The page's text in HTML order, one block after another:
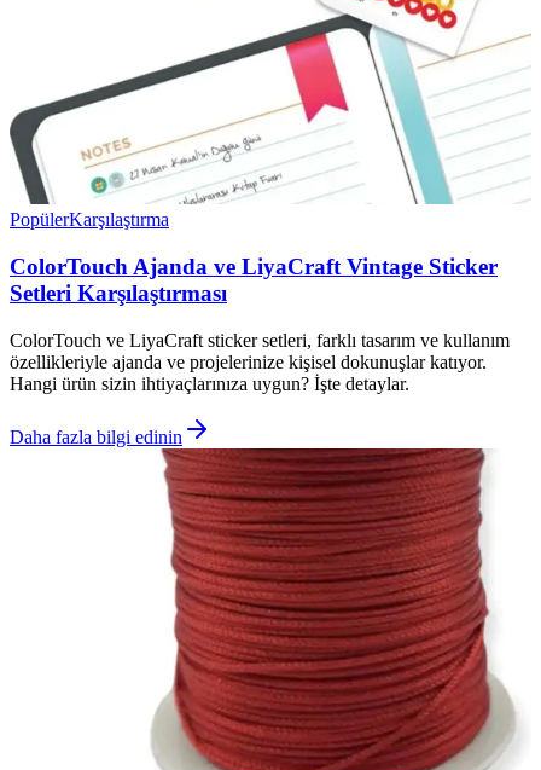
PopülerKarşılaştırma
ColorTouch Ajanda ve LiyaCraft Vintage Sticker
Setleri Karşılaştırması
ColorTouch ve LiyaCraft sticker setleri, farklı tasarım ve kullanım
özellikleriyle ajanda ve projelerinize kişisel dokunuşlar katıyor.
Hangi ürün sizin ihtiyaçlarınıza uygun? İşte detaylar.
Daha fazla bilgi edinin